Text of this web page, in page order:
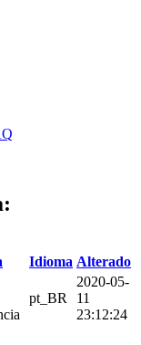
Idioma Alterado
pt_BR
2020-05-
11
23:12:24